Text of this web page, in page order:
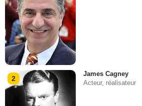
2
James Cagney
Acteur, réalisateur